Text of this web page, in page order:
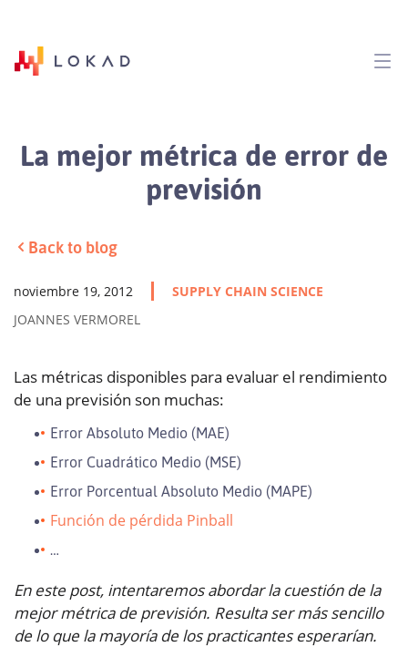
La mejor métrica de error de
previsión
Back to blog
noviembre 19, 2012
SUPPLY CHAIN SCIENCE
JOANNES VERMOREL
Las métricas disponibles para evaluar el rendimiento
de una previsión son muchas:
Error Absoluto Medio (MAE)
Error Cuadrático Medio (MSE)
Error Porcentual Absoluto Medio (MAPE)
Función de pérdida Pinball
…
En este post, intentaremos abordar la cuestión de la
mejor métrica de previsión. Resulta ser más sencillo
de lo que la mayoría de los practicantes esperarían.